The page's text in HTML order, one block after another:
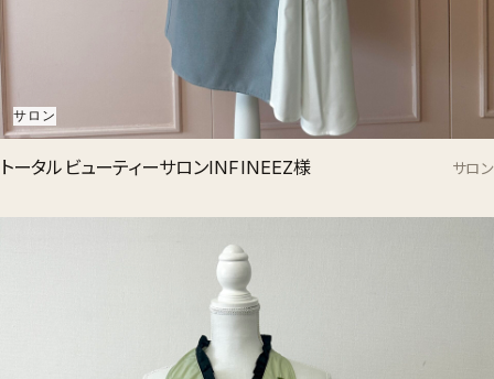
サロン
トータルビューティーサロンINFINEEZ様 サロン